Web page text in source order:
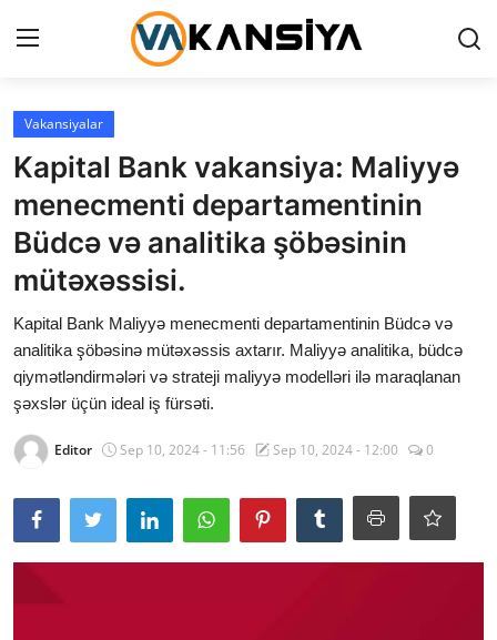
Login
Ana səhifə
Vakansiyalar
Maliyyə
Əlaqə
Xəbərlər
AZ
Vakansiyalar
Kapital Bank vakansiya: Maliyyə
menecmenti departamentinin
Büdcə və analitika şöbəsinin
mütəxəssisi.
Kapital Bank Maliyyə menecmenti departamentinin Büdcə və
analitika şöbəsinə mütəxəssis axtarır. Maliyyə analitika, büdcə
qiymətləndirmələri və strateji maliyyə modelləri ilə maraqlanan
şəxslər üçün ideal iş fürsəti.
Editor Sep 10, 2024 - 11:56 Sep 10, 2024 - 12:00 0